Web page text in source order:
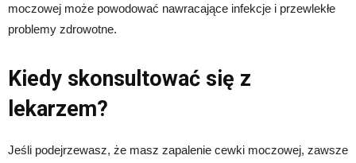
moczowej może powodować nawracające infekcje i przewlekłe
problemy zdrowotne.
Kiedy skonsultować się z
lekarzem?
Jeśli podejrzewasz, że masz zapalenie cewki moczowej, zawsze